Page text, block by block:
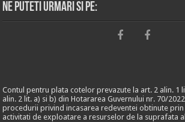
Ne puteti urmari si pe:
Contul pentru plata cotelor prevazute la art. 2 alin. 1
alin. 2 lit. a) si b) din Hotararea Guvernului nr. 70/
procedurii privind incasarea redeventei obtinute
activitati de exploatare a resurselor de la suprafata